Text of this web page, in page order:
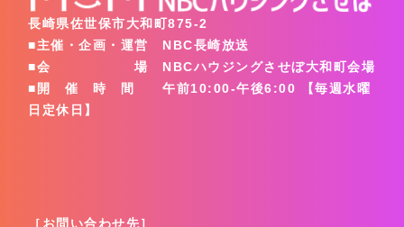
長崎県佐世保市大和町875-2
■主催・企画・運営 NBC長崎放送
■会 場 NBCハウジングさせぼ大和町会場
■開 催 時 間 午前10:00-午後6:00 【毎週水曜
日定休日】
［お問い合わせ先］